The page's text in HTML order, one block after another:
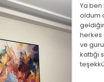
Ya ben
oldum
herkes
ve
kattığı